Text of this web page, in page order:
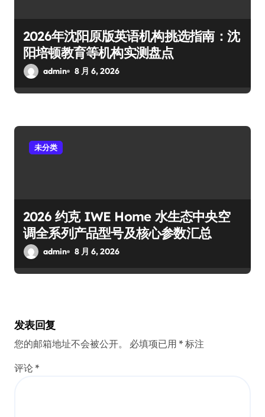
2026年沈阳原版英语机构挑选指南：沈
阳培顿教育等机构实测盘点
admin 8 月 6, 2026
未分类
2026 约克 IWE Home 水生态中央空
调全系列产品型号及核心参数汇总
admin 8 月 6, 2026
发表回复
您的邮箱地址不会被公开。 必填项已用 * 标注
评论 *